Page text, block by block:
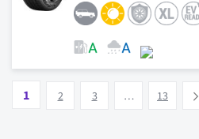
Vous lisez actuellement la page
1 2 3 … 13